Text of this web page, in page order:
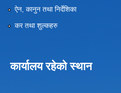
ऐन, कानुन तथा निर्देशिका
कर तथा शुल्कहरु
कार्यालय रहेको स्थान